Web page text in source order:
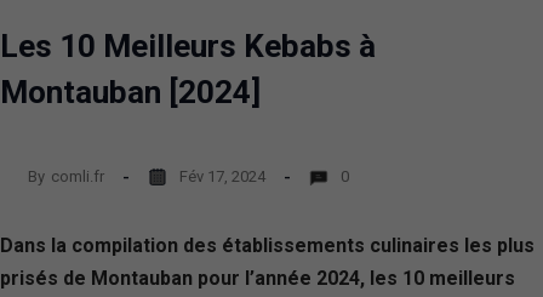
Les 10 Meilleurs Kebabs à
Montauban [2024]
By comli.fr Fév 17, 2024 0
Dans la compilation des établissements culinaires les plus
prisés de Montauban pour l’année 2024, les 10 meilleurs